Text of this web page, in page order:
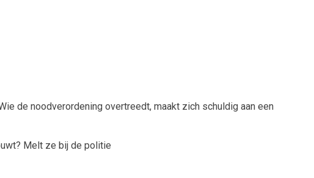
de noodverordening overtreedt, maakt zich schuldig aan een
Melt ze bij de politie